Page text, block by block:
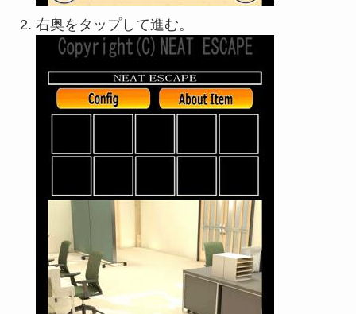
右奥をタップして進む。